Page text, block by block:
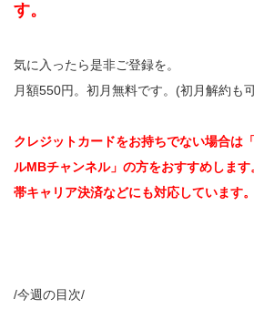
す。
気に入ったら是非ご登録を。
月額550円。初月無料です。(初月解約も
クレジットカードをお持ちでない場合は
ルMBチャンネル」の方をおすすめしま
帯キャリア決済などにも対応しています。
/今週の目次/